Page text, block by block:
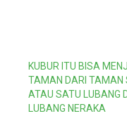
KUBUR ITU BISA
TAMAN DARI TAMAN
ATAU SATU LUBANG
LUBANG NERAKA